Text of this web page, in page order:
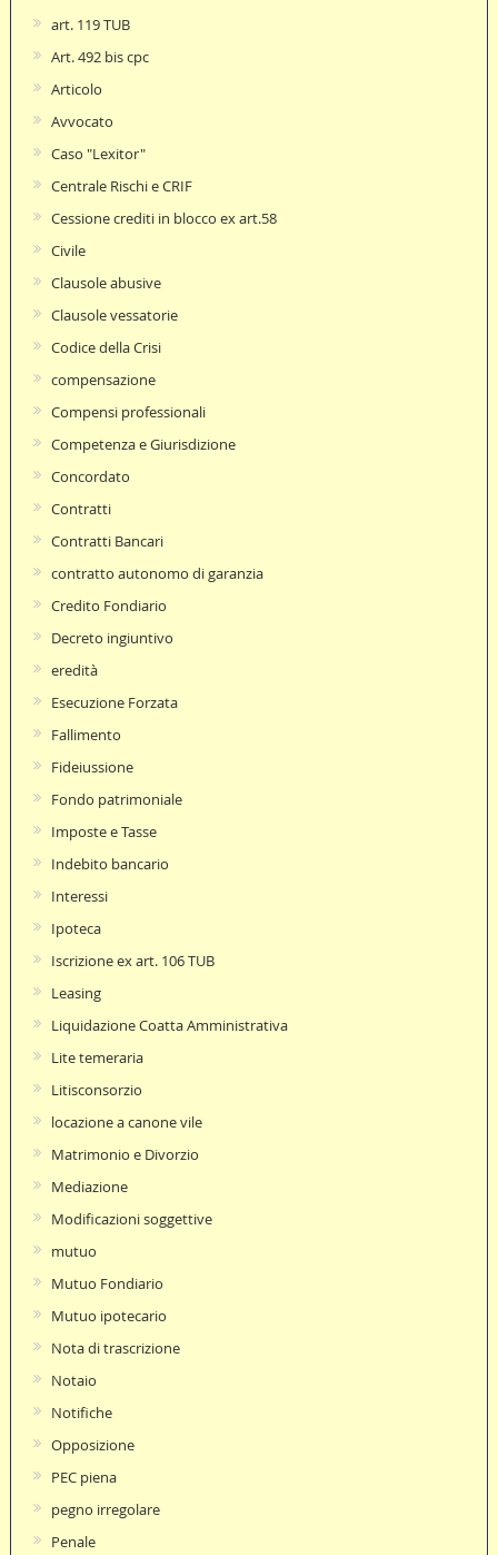
art. 119 TUB
Art. 492 bis cpc
Articolo
Avvocato
Caso "Lexitor"
Centrale Rischi e CRIF
Cessione crediti in blocco ex art.58
Civile
Clausole abusive
Clausole vessatorie
Codice della Crisi
compensazione
Compensi professionali
Competenza e Giurisdizione
Concordato
Contratti
Contratti Bancari
contratto autonomo di garanzia
Credito Fondiario
Decreto ingiuntivo
eredità
Esecuzione Forzata
Fallimento
Fideiussione
Fondo patrimoniale
Imposte e Tasse
Indebito bancario
Interessi
Ipoteca
Iscrizione ex art. 106 TUB
Leasing
Liquidazione Coatta Amministrativa
Lite temeraria
Litisconsorzio
locazione a canone vile
Matrimonio e Divorzio
Mediazione
Modificazioni soggettive
mutuo
Mutuo Fondiario
Mutuo ipotecario
Nota di trascrizione
Notaio
Notifiche
Opposizione
PEC piena
pegno irregolare
Penale